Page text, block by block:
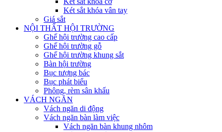
Két sắt khóa vân tay
Giá sắt
NỘI THẤT HỘI TRƯỜNG
Ghế hội trường cao cấp
Ghế hội trường gỗ
Ghế hội trường khung sắt
Bàn hội trường
Bục tượng bác
Bục phát biểu
Phông, rèm sân khấu
VÁCH NGĂN
Vách ngăn di động
Vách ngăn bàn làm việc
Vách ngăn bàn khung nhôm